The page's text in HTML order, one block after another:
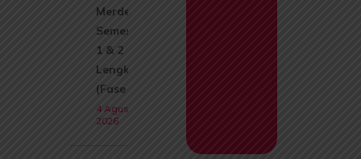
Merdeka
Semester
1 & 2
Lengkap
(Fase A)
4 Agustus
2026